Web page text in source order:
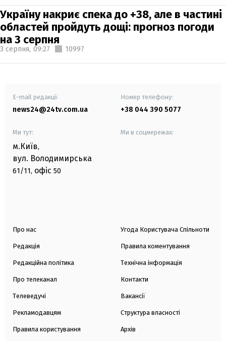
Україну накриє спека до +38, але в частині
областей пройдуть дощі: прогноз погоди
на 3 серпня
3 серпня, 09:27 10997
E-mail редакції
news24@24tv.com.ua
Номер телефону:
+38 044 390 5077
Ми тут:
м.Київ,
вул. Володимирська
61/11, офіс 50
Ми в соцмережах:
Про нас
Редакція
Редакційна політика
Про телеканал
Телеведучі
Рекламодавцям
Правила користування
Угода Користувача Спільноти
Правила коментування
Технічна інформація
Контакти
Вакансії
Структура власності
Архів